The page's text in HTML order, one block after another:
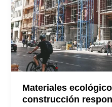
que
tu
casa
brille
con
eficiencia!
Materiales
construcción